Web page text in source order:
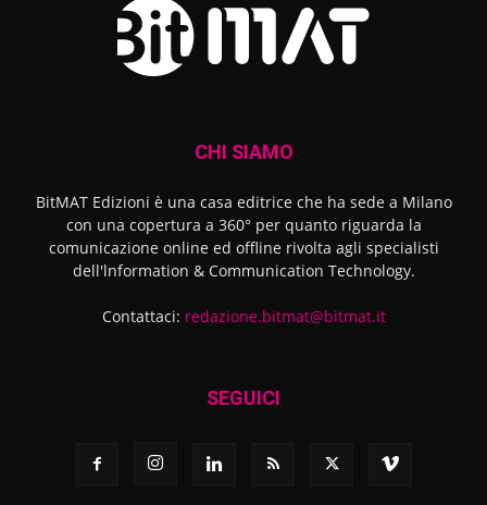
CHI SIAMO
BitMAT Edizioni è una casa editrice che ha sede a Milano
con una copertura a 360° per quanto riguarda la
comunicazione online ed offline rivolta agli specialisti
dell'lnformation & Communication Technology.
Contattaci: redazione.bitmat@bitmat.it
SEGUICI